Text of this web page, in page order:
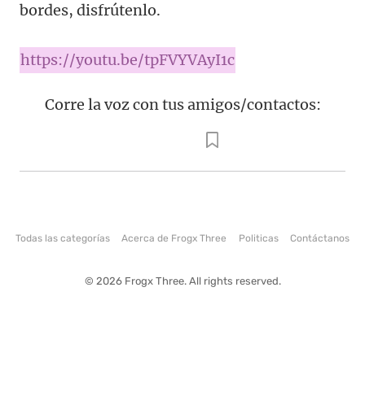
bordes, disfrútenlo.
https://youtu.be/tpFVYVAyI1c
Corre la voz con tus amigos/contactos:
Todas las categorías Acerca de Frogx Three Politicas Contáctanos
© 2026 Frogx Three. All rights reserved.